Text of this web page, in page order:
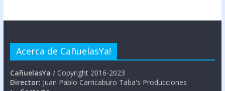
Acerca de CañuelasYa!
CañuelasYa / Copyright 2016-2023
Director: Juan Pablo Carricaburo Taba's Producciones